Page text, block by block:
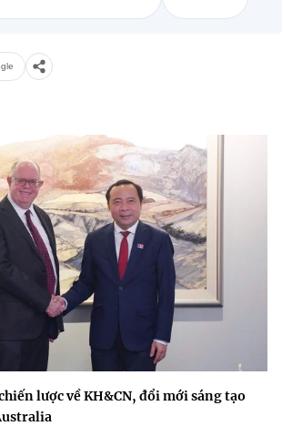
lược về KH&CN, đổi mới sáng tạo